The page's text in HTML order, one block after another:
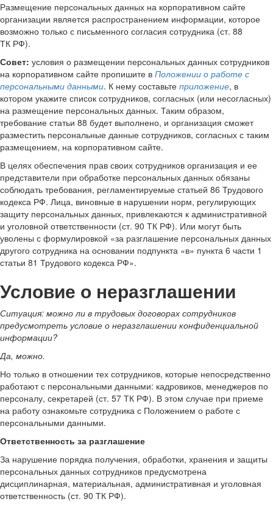
Размещение персональных данных на корпоративном сайте
организации является распространением информации, которое
возможно только с письменного согласия сотрудника (ст. 88
ТК РФ).
Совет: условия о размещении персональных данных сотрудников
на корпоративном сайте пропишите в Положении о работе с
персональными данными. К нему составьте приложение, в
котором укажите список сотрудников, согласных (или несогласных)
на размещение персональных данных. Таким образом,
требование статьи 88 будет выполнено, и организация сможет
разместить персональные данные сотрудников, согласных с таким
размещением, на корпоративном сайте.
В целях обеспечения прав своих сотрудников организация и ее
представители при обработке персональных данных обязаны
соблюдать требования, регламентируемые статьей 86 Трудового
кодекса РФ. Лица, виновные в нарушении норм, регулирующих
защиту персональных данных, привлекаются к административной
и уголовной ответственности (ст. 90 ТК РФ). Или могут быть
уволены с формулировкой «за разглашение персональных данных
другого сотрудника на основании подпункта «в» пункта 6 части 1
статьи 81 Трудового кодекса РФ».
Условие о неразглашении
Ситуация: можно ли в трудовых договорах сотрудников
предусмотреть условие о неразглашении конфиденциальной
информации?
Да, можно.
Но только в отношении тех сотрудников, которые непосредственно
работают с персональными данными: кадровиков, менеджеров по
персоналу, секретарей (ст. 57 ТК РФ). В этом случае при приеме
на работу ознакомьте сотрудника с Положением о работе с
персональными данными.
Ответственность за разглашение
За нарушение порядка получения, обработки, хранения и защиты
персональных данных сотрудников предусмотрена
дисциплинарная, материальная, административная и уголовная
ответственность (ст. 90 ТК РФ).